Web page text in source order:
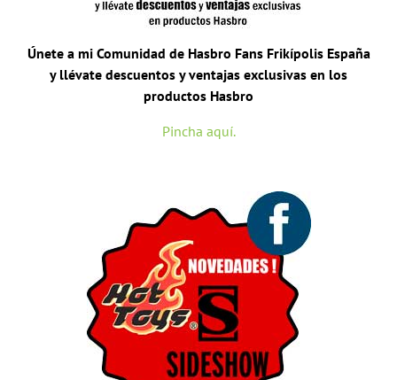
Únete a mi Comunidad de Hasbro Fans Frikípolis España
y llévate descuentos y ventajas exclusivas en los
productos Hasbro
Pincha aquí.